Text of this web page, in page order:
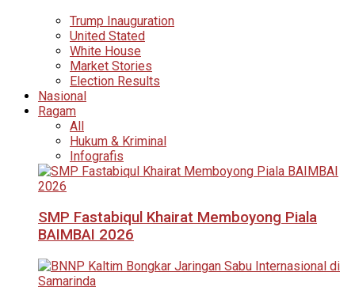
Trump Inauguration
United Stated
White House
Market Stories
Election Results
Nasional
Ragam
All
Hukum & Kriminal
Infografis
SMP Fastabiqul Khairat Memboyong Piala
BAIMBAI 2026